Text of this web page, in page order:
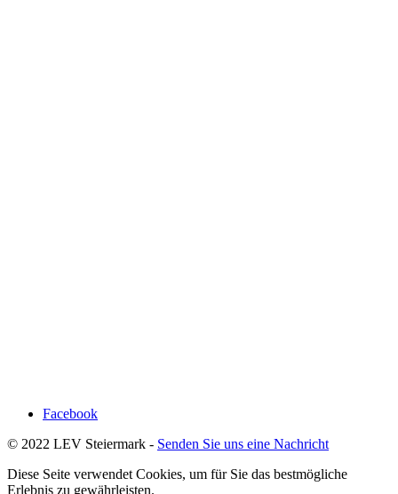
Facebook
© 2022 LEV Steiermark - Senden Sie uns eine Nachricht
Diese Seite verwendet Cookies, um für Sie das bestmögliche
Erlebnis zu gewährleisten.